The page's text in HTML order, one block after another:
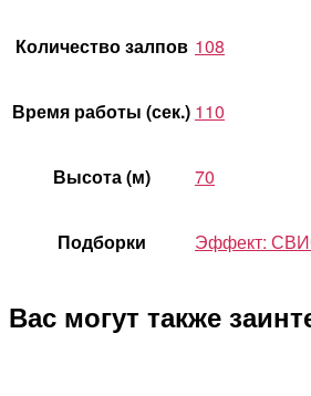
Количество залпов 108
Время работы (сек.) 110
Высота (м) 70
Подборки Эффект:
Вас могут также